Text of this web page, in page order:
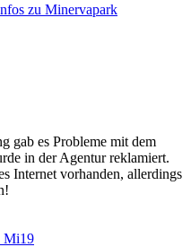
zu Minervapark
gab es Probleme mit dem
in der Agentur reklamiert.
Internet vorhanden, allerdings
Mi19